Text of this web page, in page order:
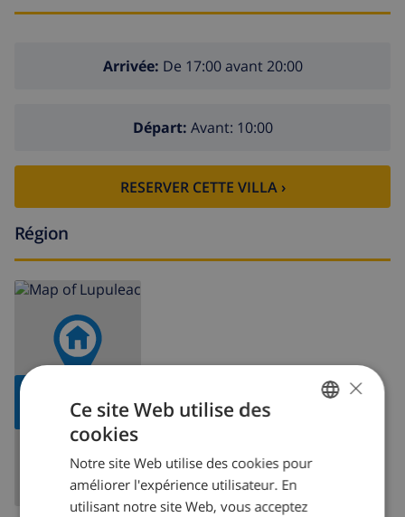
Arrivée: De 17:00 avant 20:00
Départ: Avant: 10:00
RESERVER CETTE VILLA ›
Région
CARTE
DUTCH
×
Ce site Web utilise des
cookies
Notre site Web utilise des cookies pour
améliorer l'expérience utilisateur. En
utilisant notre site Web, vous acceptez